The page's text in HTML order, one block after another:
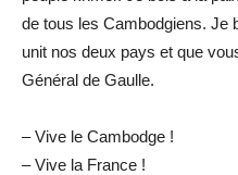
de tous les Cambodgiens. Je
unit nos deux pays et que
Général de Gaulle.
– Vive le Cambodge !
– Vive la France !